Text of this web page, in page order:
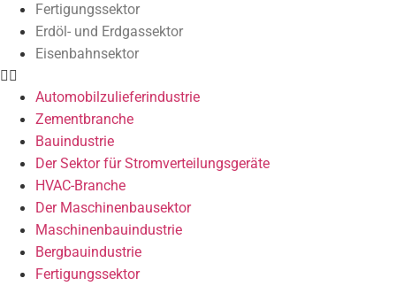
Fertigungssektor
Erdöl- und Erdgassektor
Eisenbahnsektor
Automobilzulieferindustrie
Zementbranche
Bauindustrie
Der Sektor für Stromverteilungsgeräte
HVAC-Branche
Der Maschinenbausektor
Maschinenbauindustrie
Bergbauindustrie
Fertigungssektor